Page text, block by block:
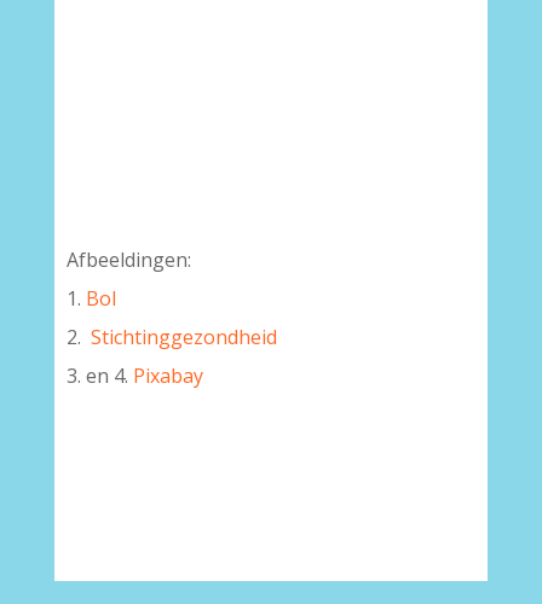
Afbeeldingen:
1. Bol
2. Stichtinggezondheid
3. en 4. Pixabay